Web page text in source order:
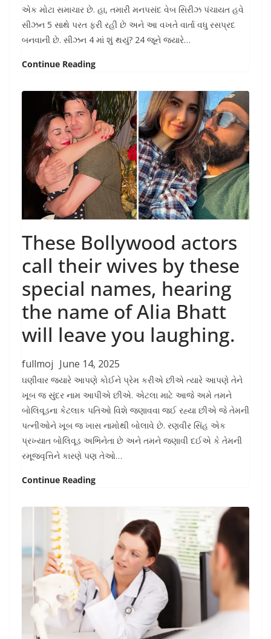
એક મોટા સમાચાર છે. હા, તમારી મનપસંદ વેબ સિરીઝ પંચાયત હવે
સીઝન 5 સાથે પરત ફરી રહી છે અને આ વખતે વાર્તા વધુ રસપ્રદ
બનવાની છે. સીઝન 4 માં શું થયું? 24 જૂને જ્યારે…
Continue Reading
These Bollywood actors
call their wives by these
special names, hearing
the name of Alia Bhatt
will leave you laughing.
fullmoj June 14, 2025
ઘણીવાર જ્યારે આપણે કોઈને પ્રેમ કરીએ છીએ ત્યારે આપણે તેને
ખૂબ જ સુંદર નામ આપીએ છીએ. એટલા માટે આજે અમે તમને
બોલિવૂડના કેટલાક પતિઓ વિશે જણાવવા જઈ રહ્યા છીએ જે તેમની
પત્નીઓને ખૂબ જ ખાસ નામોથી બોલાવે છે. રણવીર સિંહ એક
પ્રખ્યાત બોલિવૂડ અભિનેતા છે અને તમને જણાવી દઈએ કે તેમની
રમૂજવૃત્તિને કારણે પણ તેઓ…
Continue Reading